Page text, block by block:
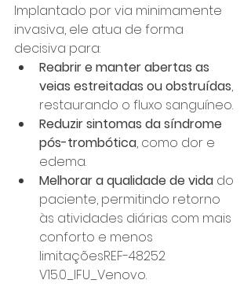
Implantado por via minimamente
invasiva, ele atua de forma
decisiva para:
Reabrir e manter abertas as
veias estreitadas ou obstruídas,
restaurando o fluxo sanguíneo.
Reduzir sintomas da síndrome
pós-trombótica, como dor e
edema.
Melhorar a qualidade de vida do
paciente, permitindo retorno
às atividades diárias com mais
conforto e menos
limitaçõesREF-48252
V15.0_IFU_Venovo.